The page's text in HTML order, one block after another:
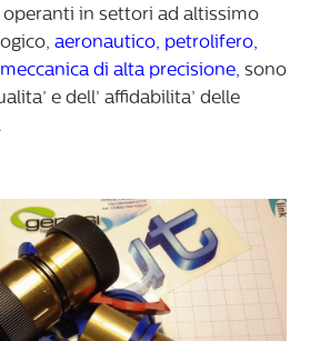
in settori ad altissimo
aeronautico, petrolifero,
di alta precisione, sono
e dell’ affidabilita’ delle